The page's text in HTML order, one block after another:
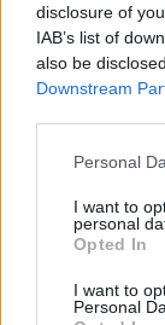
disclosure of
IAB’s list of
also be
Downstream
Personal
I want to
personal
Opted In
I want to
Personal
Bemutatkozás:
megújult BÁV
és árverési
műkereskedelmi
felkészült